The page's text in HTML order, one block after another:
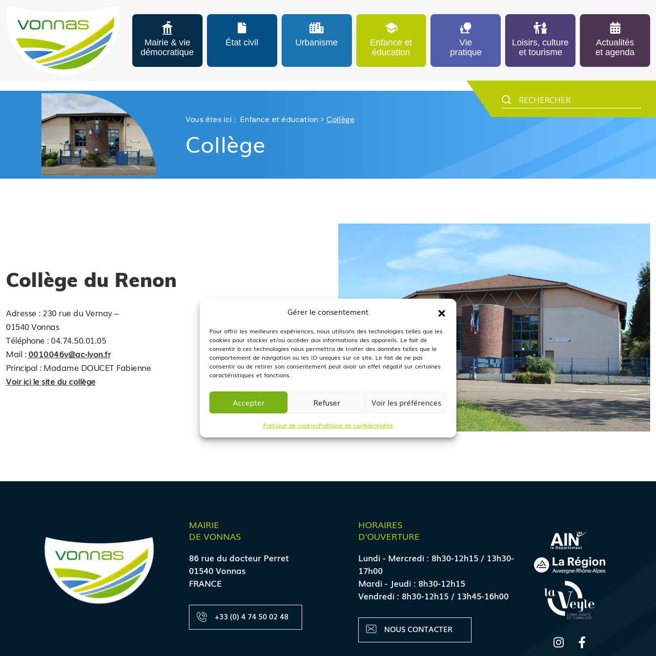
Gérer le consentement
Pour offrir les meilleures expériences, nous utilisons des technologies telles que les
cookies pour stocker et/ou accéder aux informations des appareils. Le fait de
consentir à ces technologies nous permettra de traiter des données telles que le
comportement de navigation ou les ID uniques sur ce site. Le fait de ne pas
consentir ou de retirer son consentement peut avoir un effet négatif sur certaines
caractéristiques et fonctions.
Accepter Refuser Voir les préférences
Politique de cookiesPolitique de confidentialité
Mairie & vie
démocratique
État civil Urbanisme
Enfance et
éducation
Vie
pratique
Loisirs, culture
et tourisme
Actualités
et agenda
Vous êtes ici : Enfance et éducation > Collège
Collège
Collège du Renon
Adresse : 230 rue du Vernay –
01540 Vonnas
Téléphone : 04.74.50.01.05
Mail : 0010046v@ac-lyon.fr
Principal : Madame DOUCET Fabienne
Voir ici le site du collège
MAIRIE
DE VONNAS
86 rue du docteur Perret
01540 Vonnas
FRANCE
+33 (0) 4 74 50 02 48
HORAIRES
D'OUVERTURE
Lundi - Mercredi : 8h30-12h15 / 13h30-
17h00
Mardi - Jeudi : 8h30-12h15
Vendredi : 8h30-12h15 / 13h45-16h00
NOUS CONTACTER